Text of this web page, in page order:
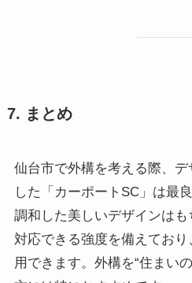
7. まとめ
仙台市で外構を考える際、
した「カーポートSC」は最
調和した美しいデザインは
対応できる強度を備えてお
用できます。外構を“住まい